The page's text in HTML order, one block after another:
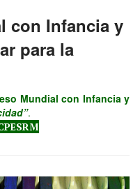
con Infancia y
para la
Mundial con Infancia y
.